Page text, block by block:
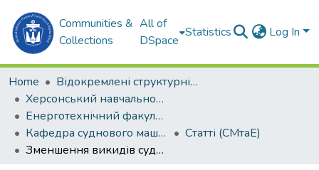
Communities &
Collections
All of
DSpace
Statistics Log In
Home
Відокремлені структурні підрозділи НУК ім. адм. Макарова
Херсонський навчально-науковий інститут НУК ім. адм. Макарова (ХННІ НУК)
Енерготехнічний факультет
Кафедра суднового машинобудування та енергетики (СМтаЕ)
Статті (СМтаЕ)
Зменшення викидів суднового дизеля утилізацією теплоти рециркуляційних газів ежекторною холодильною машиною